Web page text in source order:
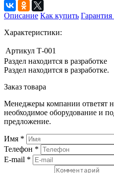
Описание Как купить Гарантия
Характеристики:
Артикул Т-001
Раздел находится в разработке
Раздел находится в разработке.
Заказ товара
Менеджеры компании ответят
необходимое оборудование и
предложение.
Имя *
Телефон *
E-mail *